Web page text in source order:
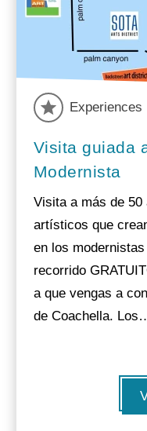
Experiences
Visita guiada
Modernista
Visita a más de
artísticos que
en los
recorrido
a que vengas a
de Coachella.